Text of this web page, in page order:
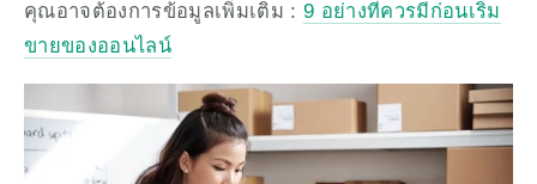
คุณอาจต้องการข้อมูลเพิ่มเติม : 9 อย่างที่ควรมีก่อนเริ่ม
ขายของออนไลน์